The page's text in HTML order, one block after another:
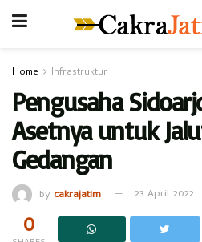
Home Infrastruktur
Pengusaha
Asetnya untuk
Gedangan
by cakrajatim 23 April 2022
0